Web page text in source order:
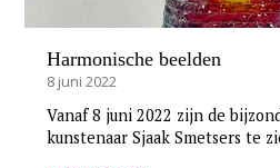
Harmonische beelden
8 juni 2022
Vanaf 8 juni 2022 zijn de
kunstenaar Sjaak Smetsers te